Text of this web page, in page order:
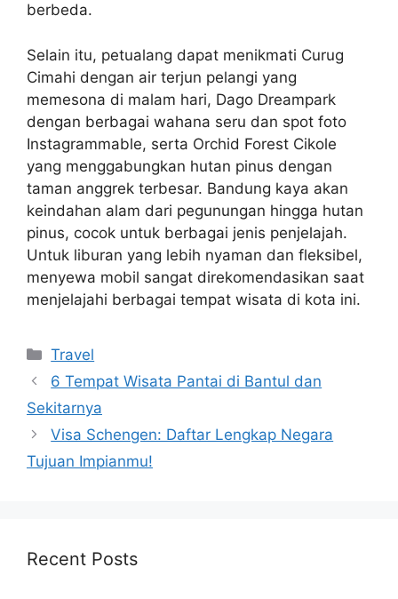
berbeda.
Selain itu, petualang dapat menikmati Curug
Cimahi dengan air terjun pelangi yang
memesona di malam hari, Dago Dreampark
dengan berbagai wahana seru dan spot foto
Instagrammable, serta Orchid Forest Cikole
yang menggabungkan hutan pinus dengan
taman anggrek terbesar. Bandung kaya akan
keindahan alam dari pegunungan hingga hutan
pinus, cocok untuk berbagai jenis penjelajah.
Untuk liburan yang lebih nyaman dan fleksibel,
menyewa mobil sangat direkomendasikan saat
menjelajahi berbagai tempat wisata di kota ini.
Categories
Travel
6 Tempat Wisata Pantai di Bantul dan
Sekitarnya
Visa Schengen: Daftar Lengkap Negara
Tujuan Impianmu!
Recent Posts